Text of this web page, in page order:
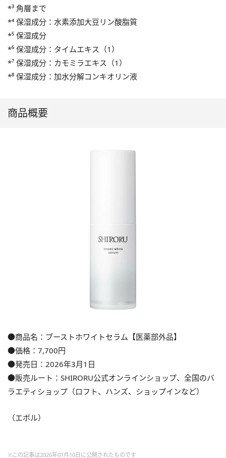
*³ 角層まで
*⁴ 保湿成分：水素添加大豆リン酸脂質
*⁵ 保湿成分
*⁶ 保湿成分：タイムエキス（1）
*⁷ 保湿成分：カモミラエキス（1）
*⁸ 保湿成分：加水分解コンキオリン液
商品概要
●商品名：ブーストホワイトセラム【医薬部外品】
●価格：7,700円
●発売日：2026年3月1日
●販売ルート：SHIRORU公式オンラインショップ、全国のバ
ラエティショップ（ロフト、ハンズ、ショップインなど）
（エボル）
※この記事は2026年01月10日に公開されたものです